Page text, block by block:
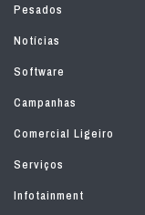
Pesados
Notícias
Software
Campanhas
Comercial Ligeiro
Serviços
Infotainment